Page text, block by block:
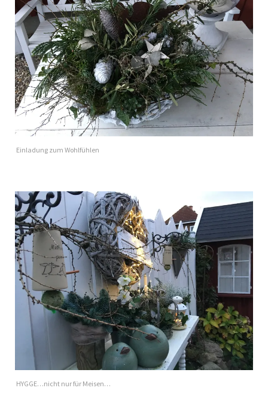
Einladung zum Wohlfühlen
HYGGE…nicht nur für Meisen…